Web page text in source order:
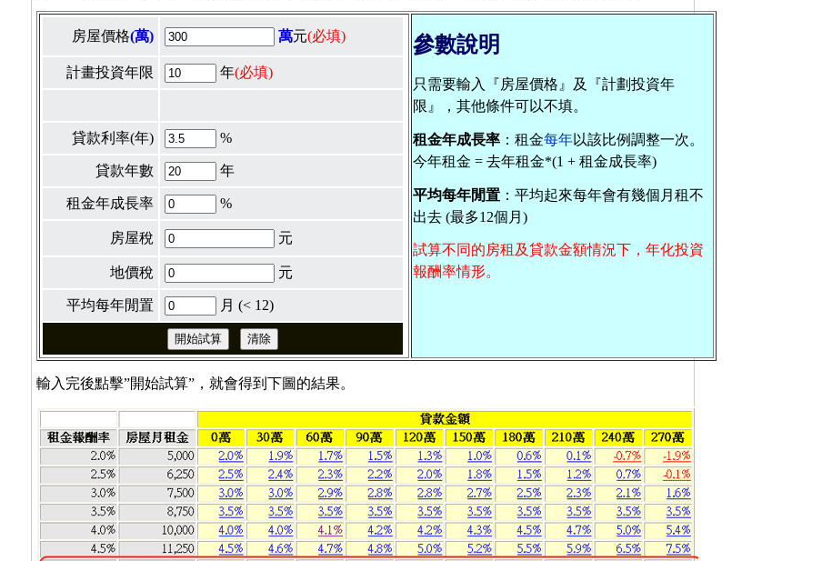
房屋價格(萬) 萬元(必填)
計畫投資年限 年(必填)
貸款利率(年) %
貸款年數 年
租金年成長率 %
房屋稅 元
地價稅 元
平均每年閒置 月 (< 12)
參數說明
只需要輸入『房屋價格』及『計劃投資年
限』，其他條件可以不填。
租金年成長率 ：租金每年以該比例調整一次。
今年租金 = 去年租金*(1 + 租金成長率)
平均每年閒置 ：平均起來每年會有幾個月租不
出去 (最多12個月)
試算不同的房租及貸款金額情況下，年化投資
報酬率情形。
輸入完後點擊”開始試算”，就會得到下圖的結果。